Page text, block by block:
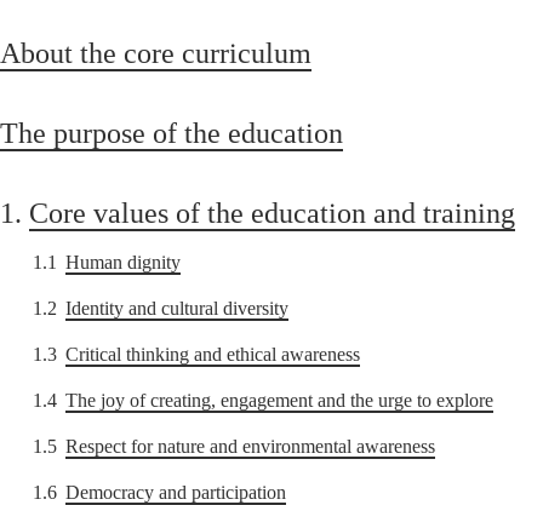
About the core curriculum
The purpose of the education
1. Core values of the education and training
1.1 Human dignity
1.2 Identity and cultural diversity
1.3 Critical thinking and ethical awareness
1.4 The joy of creating, engagement and the urge to explore
1.5 Respect for nature and environmental awareness
1.6 Democracy and participation